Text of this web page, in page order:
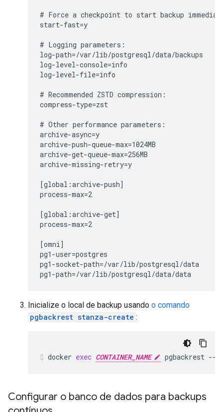
# Force a checkpoint to start backup
start-fast=y
# Logging parameters:
log-path=/var/lib/postgresql/data/backups
log-level-console=info
log-level-file=info
# Recommended ZSTD compression:
compress-type=zst
# Other performance parameters:
archive-async=y
archive-push-queue-max=1024MB
archive-get-queue-max=256MB
archive-missing-retry=y
[global:archive-push]
process-max=2
[global:archive-get]
process-max=2
[omni]
pg1-user=postgres
pg1-socket-path=/var/lib/postgresql/data
Inicialize o local de backup usando o comando
pgbackrest stanza-create :
docker exec CONTAINER_NAME pgbackrest --
Configurar o banco de dados para backups